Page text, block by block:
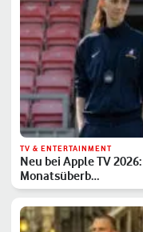
TV & ENTERTAINMENT
Neu bei Apple TV
Monatsüberb…